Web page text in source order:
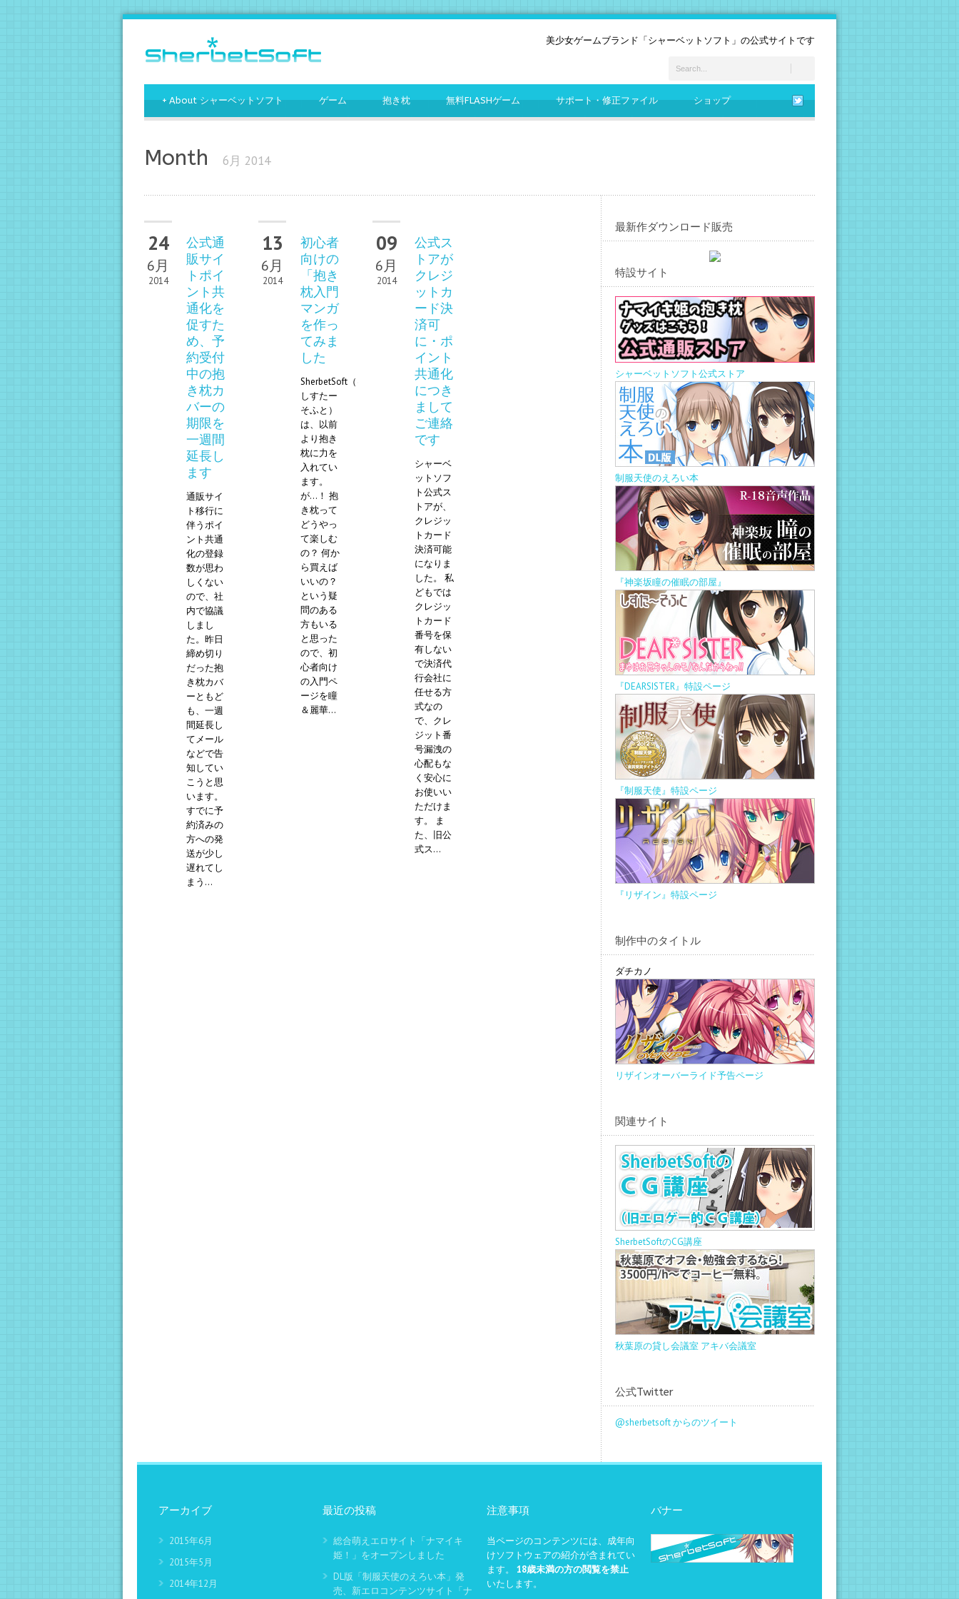
美少女ゲームブランド「シャーベットソフト」の公式サイトです
About シャーベットソフト
+ ゲーム 抱き枕 無料FLASHゲーム サポート・修正ファイル ショップ
Month 6月 2014
24
6月
2014
公式通
販サイ
トポイ
ント共
通化を
促すた
め、予
約受付
中の抱
き枕カ
バーの
期限を
一週間
延長し
ます
通販サイ
ト移行に
伴うポイ
ント共通
化の登録
数が思わ
しくない
ので、社
内で協議
しまし
た。昨日
締め切り
だった抱
き枕カバ
ーともど
も、一週
間延長し
てメール
などで告
知してい
こうと思
います。
すでに予
約済みの
方への発
送が少し
遅れてし
まう...
13
6月
2014
初心者
向けの
「抱き
枕入門
マンガ
を作っ
てみま
した
SherbetSoft（&
しすたー
そふと）
は、以前
より抱き
枕に力を
入れてい
ます。
が…！ 抱
き枕って
どうやっ
て楽しむ
の？ 何か
ら買えば
いいの？
という疑
問のある
方もいる
と思った
ので、初
心者向け
の入門ペ
ージを瞳
＆麗華...
09
6月
2014
公式ス
トアが
クレジ
ットカ
ード決
済可
に・ポ
イント
共通化
につき
まして
ご連絡
です
シャーベ
ットソフ
ト公式ス
トアが、
クレジッ
トカード
決済可能
になりま
した。 私
どもでは
クレジッ
トカード
番号を保
有しない
で決済代
行会社に
任せる方
式なの
で、クレ
ジット番
号漏洩の
心配もな
く安心に
お使いい
ただけま
す。 ま
た、旧公
式ス...
最新作ダウンロード販売
特設サイト
シャーベットソフト公式ストア
制服天使のえろい本
『神楽坂瞳の催眠の部屋』
『DEARSISTER』特設ページ
『制服天使』特設ページ
『リザイン』特設ページ
制作中のタイトル
ダチカノ
リザインオーバーライド予告ページ
関連サイト
SherbetSoftのCG講座
秋葉原の貸し会議室 アキバ会議室
公式Twitter
@sherbetsoft からのツイート
アーカイブ
2015年6月
2015年5月
2014年12月
最近の投稿
総合萌えエロサイト「ナマイキ
姫！」をオープンしました
DL版「制服天使のえろい本」発
売、新エロコンテンツサイト「ナ
注意事項
当ページのコンテンツには、成年向
けソフトウェアの紹介が含まれてい
ます。 18歳未満の方の閲覧を禁止
いたします。
バナー